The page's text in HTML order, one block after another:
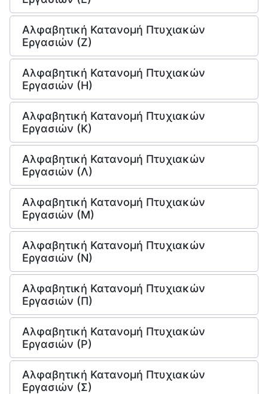
Αλφαβητική Κατανομή Πτυχιακών
Εργασιών (Ζ)
Αλφαβητική Κατανομή Πτυχιακών
Εργασιών (Η)
Αλφαβητική Κατανομή Πτυχιακών
Εργασιών (Κ)
Αλφαβητική Κατανομή Πτυχιακών
Εργασιών (Λ)
Αλφαβητική Κατανομή Πτυχιακών
Εργασιών (Μ)
Αλφαβητική Κατανομή Πτυχιακών
Εργασιών (Ν)
Αλφαβητική Κατανομή Πτυχιακών
Εργασιών (Π)
Αλφαβητική Κατανομή Πτυχιακών
Εργασιών (Ρ)
Αλφαβητική Κατανομή Πτυχιακών
Εργασιών (Σ)